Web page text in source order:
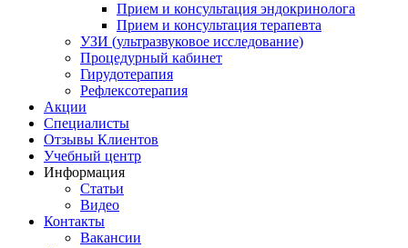
Прием и консультация эндокринолога
Прием и консультация терапевта
УЗИ (ультразвуковое исследование)
Процедурный кабинет
Гирудотерапия
Рефлексотерапия
Акции
Специалисты
Отзывы Клиентов
Учебный центр
Информация
Статьи
Видео
Контакты
Вакансии